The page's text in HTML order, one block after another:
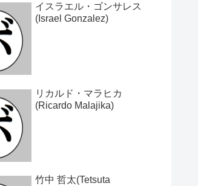
イスラエル・ゴンサレス
(Israel Gonzalez)
リカルド・マラヒカ
(Ricardo Malajika)
竹中 哲太(Tetsuta